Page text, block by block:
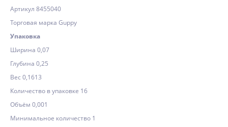
Артикул 8455040
Торговая марка Guppy
Упаковка
Ширина 0,07
Глубина 0,25
Вес 0,1613
Количество в упаковке 16
Объём 0,001
Минимальное количество 1